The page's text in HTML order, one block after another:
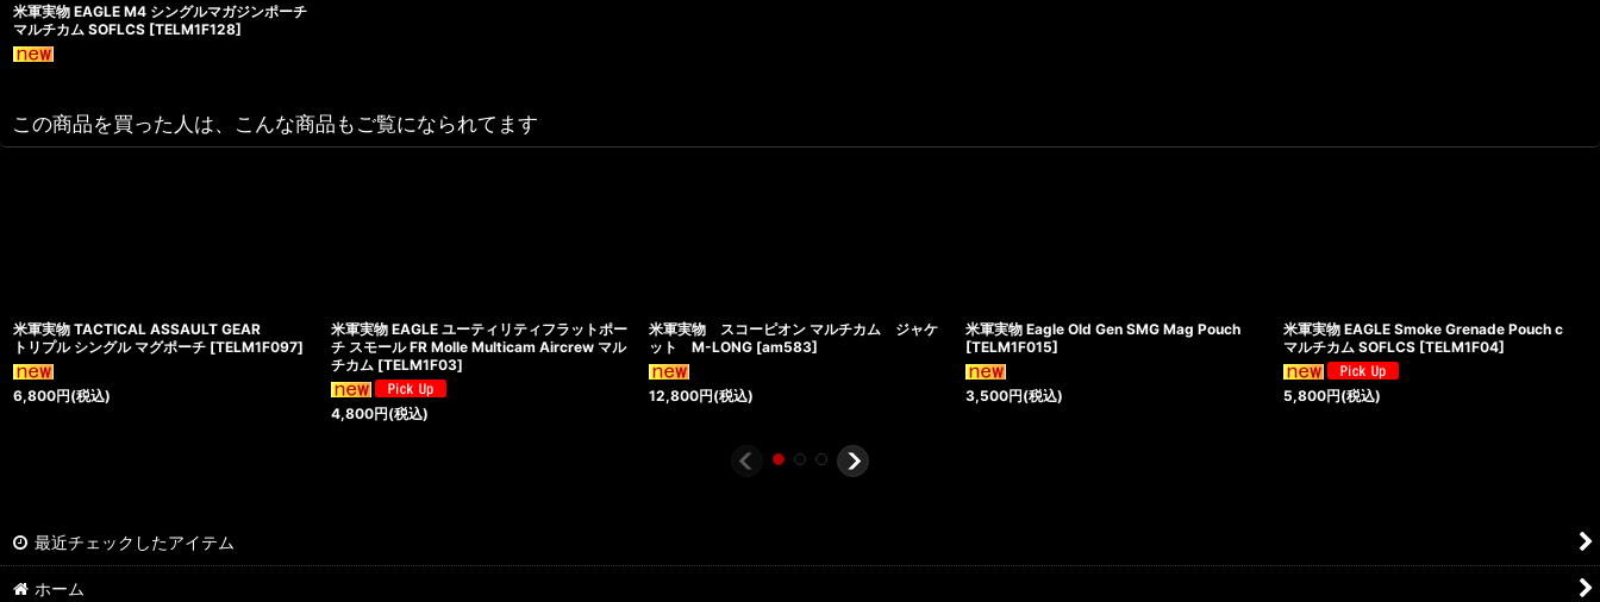
米軍実物 EAGLE M4 シングルマガジンポーチ
マルチカム SOFLCS [TELM1F128]
この商品を買った人は、こんな商品もご覧になられてます
米軍実物 TACTICAL ASSAULT GEAR
トリプル シングル マグポーチ [TELM1F097]
6,800円(税込)
米軍実物 EAGLE ユーティリティフラットポー
チ スモール FR Molle Multicam Aircrew マル
チカム [TELM1F03]
4,800円(税込)
米軍実物 スコーピオン マルチカム ジャケ
ット M-LONG [am583]
12,800円(税込)
米軍実物 Eagle Old Gen SMG Mag Pouch
[TELM1F015]
3,500円(税込)
米軍実物 EAGLE Smoke Grenade Pouch c
マルチカム SOFLCS [TELM1F04]
5,800円(税込)
最近チェックしたアイテム
ホーム